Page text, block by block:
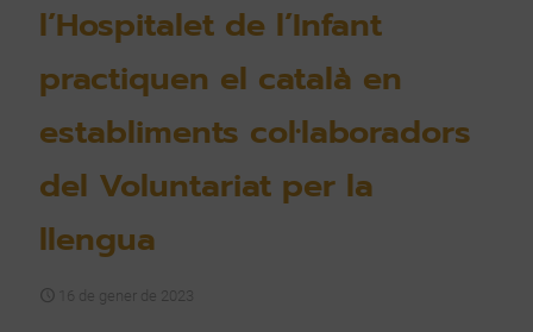
l’Hospitalet de l’Infant
practiquen el català en
establiments col·laboradors
del Voluntariat per la
llengua
16 de gener de 2023